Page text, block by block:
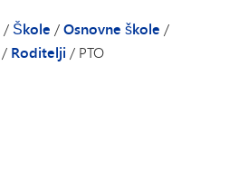
/ Škole /Osnovne škole /
/ Roditelji / PTO